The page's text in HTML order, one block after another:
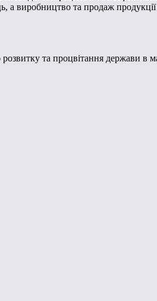
а виробництво та продаж
та процвітання держави в